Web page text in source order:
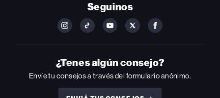
Seguinos
FOLLOW
ON
INSTAGRAM
FOLLOW
ON
YOUTUBE
FOLLOW
ON
YOUTUBE
FOLLOW
ON
FOLLOW
ON
FACEBOOK
¿Tenes algún consejo?
Envíe tu consejos a través del formulario anónimo.